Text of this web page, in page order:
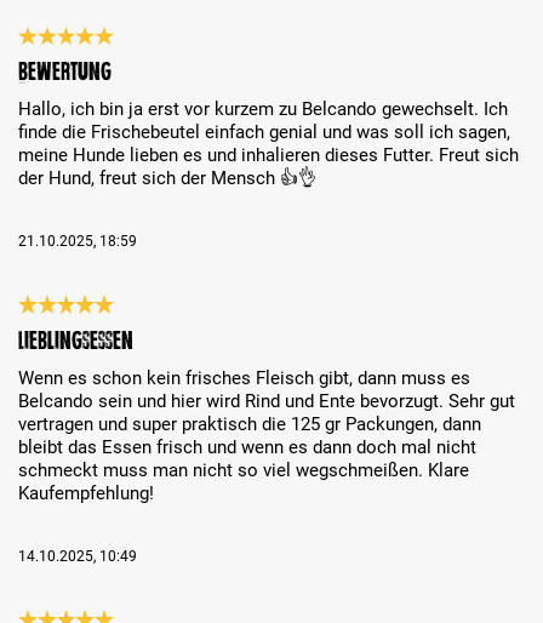
Review with rating of 5 out of 5 stars
Bewertung
Hallo, ich bin ja erst vor kurzem zu Belcando gewechselt. Ich
finde die Frischebeutel einfach genial und was soll ich sagen,
meine Hunde lieben es und inhalieren dieses Futter. Freut sich
der Hund, freut sich der Mensch 👍👌
21.10.2025, 18:59
Review with rating of 5 out of 5 stars
Lieblingsessen
Wenn es schon kein frisches Fleisch gibt, dann muss es
Belcando sein und hier wird Rind und Ente bevorzugt. Sehr gut
vertragen und super praktisch die 125 gr Packungen, dann
bleibt das Essen frisch und wenn es dann doch mal nicht
schmeckt muss man nicht so viel wegschmeißen. Klare
Kaufempfehlung!
14.10.2025, 10:49